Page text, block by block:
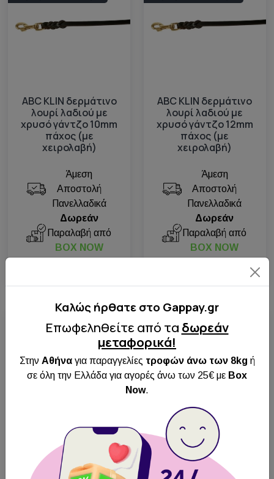
ABC KLIN δερμάτινο
λουρί λαδιού με
χρυσό γάντζο 10mm
πάχος (με
χειρολαβή)
Άμεση
Αποστολή
Πανελλαδικά
Δωρεάν
Παραλαβή από
BOX NOW
ABC KLIN δερμάτινο
λουρί λαδιού με
χρυσό γάντζο 12mm
πάχος (με
χειρολαβή)
Άμεση
Αποστολή
Πανελλαδικά
Δωρεάν
Παραλαβή από
BOX NOW
Κορυφαία ποιότητα
ABC KLIN δερμάτινο
λουρί λαδιού με
χρυσο γάντζο 15mm
Διαθέσιμο
Κορυφαία ποιότητα
ABC KLIN δερμάτινο
λουρί λαδιού με
ασημι γάντζο 12mm
Καλώς ήρθατε στo Gappay.gr
Επωφεληθείτε από τα δωρεάν
μεταφορικά!
Στην Αθήνα για παραγγελίες τροφών άνω των 8kg ή
σε όλη την Ελλάδα για αγορές άνω των 25€ με Box
Now.